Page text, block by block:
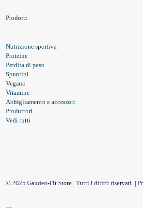
Prodotti
Nutrizione sportiva
Proteine
Perdita di peso
Spuntini
Vegano
Vitamine
Abbigliamento e accessori
Produttori
Vedi tutti
© 2025 Gaudeo-Fit Store | Tutti i diritti riservati. |